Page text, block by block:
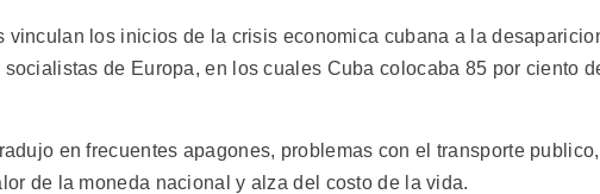
vinculan los inicios de la crisis economica cubana a la
de Europa, en los cuales Cuba colocaba 85 por ciento
en frecuentes apagones, problemas con el transporte publico,
de la moneda nacional y alza del costo de la vida.